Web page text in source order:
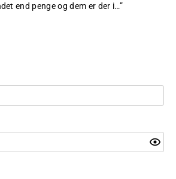
end penge og dem er der i…”